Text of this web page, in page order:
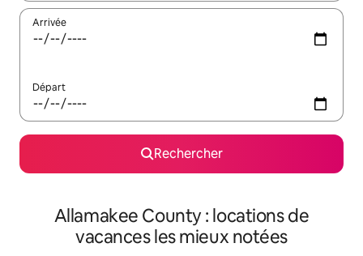
Arrivée
Départ
Rechercher
Allamakee County : locations de
vacances les mieux notées